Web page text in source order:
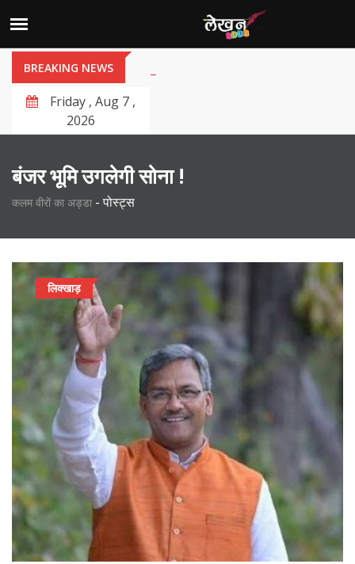
BREAKING NEWS
Friday , Aug 7 ,
2026
बंजर भूमि उगलेगी सोना !
कलम वीरों का अड्डा - पोस्ट्स
लिक्खाड़